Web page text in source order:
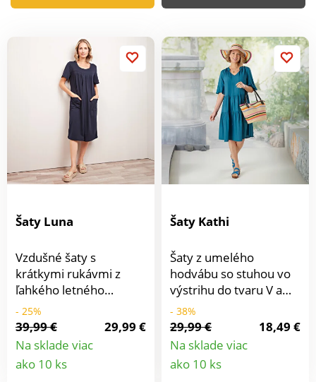
Šaty Luna
Vzdušné šaty s
krátkymi rukávmi z
ľahkého letného
džerseja s vreckami -
mäkké, splývavé a
veľmi lichotivé.
- 25%
39,99 €
29,99 €
Na sklade viac
ako 10 ks
Šaty Kathi
Šaty z umelého
hodvábu so stuhou vo
výstrihu do tvaru V a
hravými volánovými
rukávmi - ľahké a
vzdušné, lichotivé a
super ženské!
- 38%
29,99 €
18,49 €
Na sklade viac
ako 10 ks